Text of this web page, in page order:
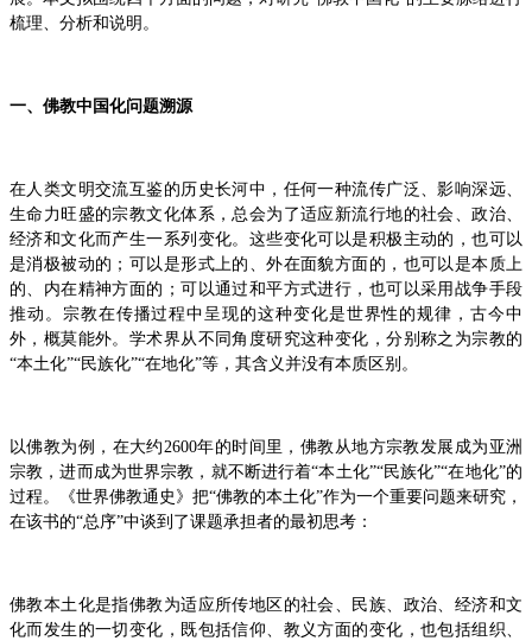
梳理、分析和说明。
一、佛教中国化问题溯源
在人类文明交流互鉴的历史长河中，任何一种流传广泛、影响深远、
生命力旺盛的宗教文化体系，总会为了适应新流行地的社会、政治、
经济和文化而产生一系列变化。这些变化可以是积极主动的，也可以
是消极被动的；可以是形式上的、外在面貌方面的，也可以是本质上
的、内在精神方面的；可以通过和平方式进行，也可以采用战争手段
推动。宗教在传播过程中呈现的这种变化是世界性的规律，古今中
外，概莫能外。学术界从不同角度研究这种变化，分别称之为宗教的
“本土化”“民族化”“在地化”等，其含义并没有本质区别。
以佛教为例，在大约2600年的时间里，佛教从地方宗教发展成为亚洲
宗教，进而成为世界宗教，就不断进行着“本土化”“民族化”“在地化”的
过程。《世界佛教通史》把“佛教的本土化”作为一个重要问题来研究，
在该书的“总序”中谈到了课题承担者的最初思考：
佛教本土化是指佛教为适应所传地区的社会、民族、政治、经济和文
化而发生的一切变化，既包括信仰、教义方面的变化，也包括组织、